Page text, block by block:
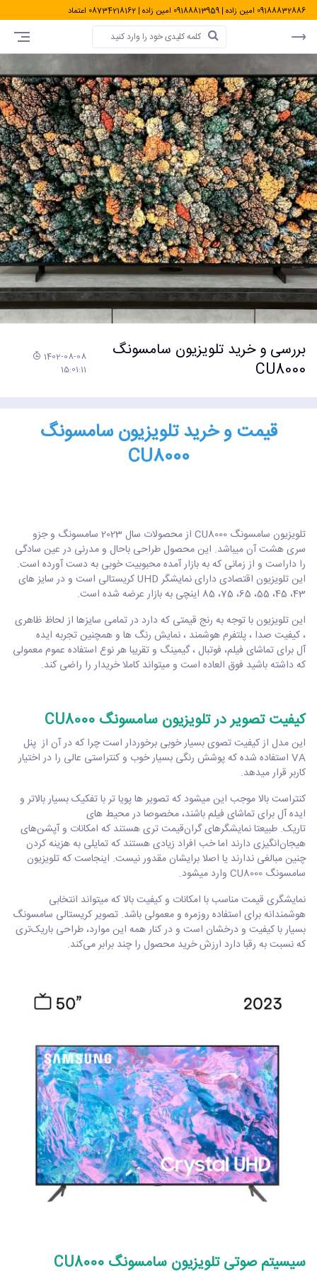
09188832886 امین زاده |
09188813959 امین زاده |
08734218162 اعتماد
بررسی و خرید تلویزیون سامسونگ
CU8000
1402-08-08
15:01:11
قیمت و خرید تلویزیون سامسونگ
CU8000
تلویزیون سامسونگ CU8000 از محصولات سال 2023 سامسونگ و جزو
سری هشت آن میباشد. این محصول طراحی باحال و مدرنی در عین سادگی
را داراست و از زمانی که به بازار آمده محبوبیت خوبی به دست آورده است.
این تلویزیون اقتصادی دارای نمایشگر UHD کریستالی است و در سایز های
43، 45، 55، 65، 75، 85 اینچی به بازار عرضه شده است.
این تلویزیون با توجه به رنج قیمتی که دارد در تمامی سایزها از لحاظ ظاهری
، کیفیت صدا ، پلتفرم هوشمند ، نمایش رنگ ها و همچنین تجربه ایده
آل برای تماشای فیلم، فوتبال ، گیمینگ و تقریبا هر نوع استفاده‌ عموم معمولی
که داشته باشید فوق العاده است و میتواند کاملا خریدار را راضی کند.
کیفیت تصویر در تلویزیون سامسونگ CU8000
این مدل از کیفیت تصوی بسیار خوبی برخوردار است چرا که در آن از پنل
VA استفاده شده که پوشش رنگی بسیار خوب و کنتراستی عالی را در اختیار
کاربر قرار میدهد.
کنتراست بالا موجب این میشود که تصویر ها پویا تر با تفکیک بسیار بالاتر و
ایده آل برای تماشای فیلم باشند، مخصوصا در محیط های
تاریک. طبیعتا نمایشگرهای گران‌قیمت تری هستند که امکانات و آپشن‌های
هیجان‌انگیزی دارند اما خب افراد زیادی هستند که تمایلی به هزینه کردن
چنین مبالغی ندارند یا اصلا برایشان مقدور نیست. اینجاست که تلویزیون
سامسونگ CU8000 وارد میشود.
نمایشگری قیمت مناسب با امکانات و کیفیت بالا که میتواند انتخابی
هوشمندانه برای استفاده روزمره و معمولی باشد. تصویر کریستالی سامسونگ
بسیار با کیفیت‌ و درخشان است و در کنار همه این موارد، طراحی باریک‌تری
که نسبت به رقبا دارد ارزش خرید محصول را چند برابر می‌کند.
سیسیتم صوتی تلویزیون سامسونگ CU8000